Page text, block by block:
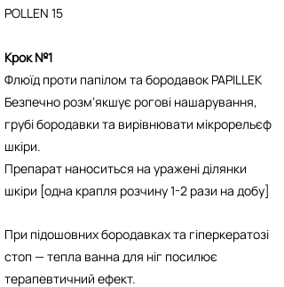
POLLEN 15
Крок №1
Флюїд проти папілом та бородавок PAPILLEK
Безпечно розм‘якшує рогові нашарування,
грубі бородавки та вирівнювати мікрорельєф
шкіри.
Препарат наноситься на уражені ділянки
шкіри [одна крапля розчину 1-2 рази на добу]
При підошовних бородавках та гіперкератозі
стоп — тепла ванна для ніг посилює
терапевтичний ефект.